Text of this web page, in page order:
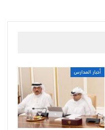
أخبار المدارس